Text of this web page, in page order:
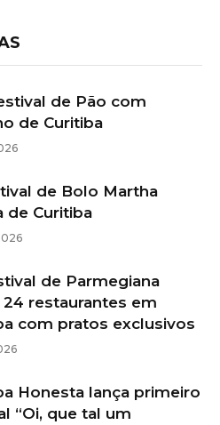
de Pão com
de Curitiba
de Bolo Martha
de Curitiba
de Parmegiana
24 restaurantes em
com pratos exclusivos
Honesta lança primeiro
“Oi, que tal um